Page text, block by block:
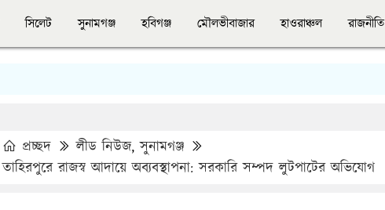
সিলেট সুনামগঞ্জ হবিগঞ্জ মৌলভীবাজার হাওরাঞ্চল রাজনীতি
প্রচ্ছদ লীড নিউজ,সুনামগঞ্জ
তাহিরপুরে রাজস্ব আদায়ে অব্যবস্থাপনা: সরকারি সম্পদ লুটপাটের অভিযোগ